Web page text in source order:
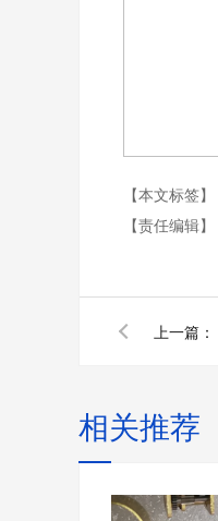
【本文标签】
【责任编辑】
上一篇：
相关推荐